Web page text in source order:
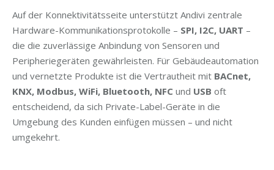
Auf der Konnektivitätsseite unterstützt Andivi zentrale
Hardware-Kommunikationsprotokolle – SPI, I2C, UART –
die die zuverlässige Anbindung von Sensoren und
Peripheriegeräten gewährleisten. Für Gebäudeautomation
und vernetzte Produkte ist die Vertrautheit mit BACnet,
KNX, Modbus, WiFi, Bluetooth, NFC und USB oft
entscheidend, da sich Private-Label-Geräte in die
Umgebung des Kunden einfügen müssen – und nicht
umgekehrt.